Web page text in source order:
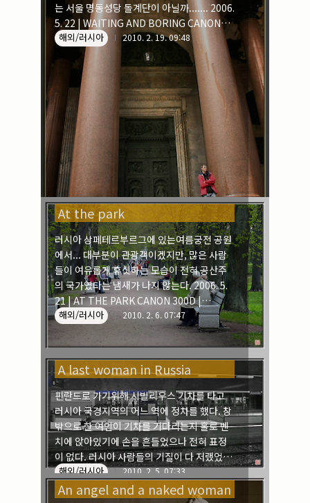
는 서울 명동성당 돌계단이 아닐까....... 2006.
5. 22 | WAITING AND BORING CANON
300D | CANON 18-55mm Bundle
해외/러시아 2010. 2. 19. 09:48
At the park
러시아 상페테르부르그에 있는여름궁전 공원
에서... 대부분이 관광객이겠지만, 많은 사람
들이 여유롭게 휴싯하는 모습이 전혀 공산주
의 국가였다는 냄새가 나지 않는다. 2006. 5.
21 | AT THE PARK CANON 300D |
CANON 28-135mm IS
해외/러시아 2010. 2. 6. 07:47
A last woman in Russia
핀란드로 가기위해 시빌리우스 기차를 타고
러시아 국경지역의 어느 역에 정차를 했다. 창
밖으로 한 여인이 기차를 기다리는지 홀로 벤
치에 앉아있기에 손을 흔들었으나 전혀 표정
이 없다. 러시아 사람들의 기질이 다 저랬었
지.... 허전한 마음을 달래며 출발을 기다린다.
잠시 후 기차가 움직이고, 저 여인이 창 왼쪽
해외/러시아 2010. 2. 5. 07:33
An angel and a naked woman